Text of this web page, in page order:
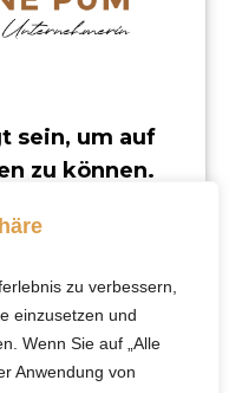
zu verbessern,
einzusetzen und
Wenn Sie auf „Alle
Anwendung von
sein, um auf
zu können.
dich